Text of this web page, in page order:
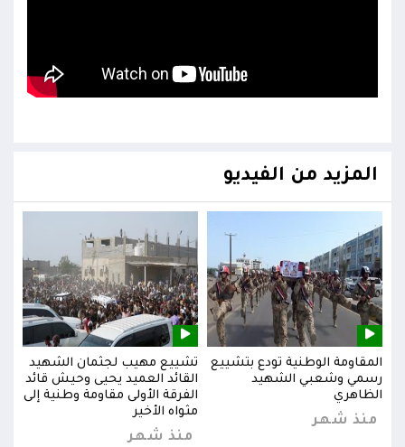
المزيد من الفيديو
المقاومة الوطنية تودع بتشييع
رسمي وشعبي الشهيد
الظاهري
منذ شهر
تشييع مهيب لجثمان الشهيد
القائد العميد يحيى وحيش قائد
الفرقة الأولى مقاومة وطنية إلى
مثواه الأخير
منذ شهر